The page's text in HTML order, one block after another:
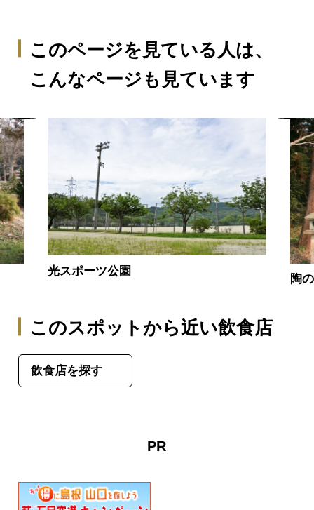
このページを見ている人は、
こんなページも見ています
光スポーツ公園
陶
このスポットから近い飲食店
飲食店を探す
PR